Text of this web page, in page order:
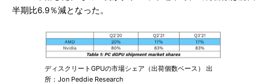
半期比6.9％減となった。
ディスクリートGPUの市場シェア（出荷個数ベース） 出
所：Jon Peddie Research